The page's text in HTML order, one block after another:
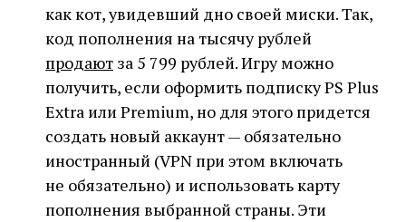
как кот, увидевший дно своей миски. Так,
код пополнения на тысячу рублей
продают за 5 799 рублей. Игру можно
получить, если оформить подписку PS Plus
Extra или Premium, но для этого придется
создать новый аккаунт — обязательно
иностранный (VPN при этом включать
не обязательно) и использовать карту
пополнения выбранной страны. Эти